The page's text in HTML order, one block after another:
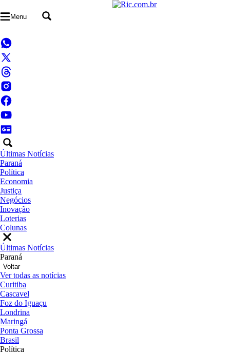
Menu
Últimas Notícias
Paraná
Política
Economia
Justiça
Negócios
Inovação
Loterias
Colunas
Últimas Notícias
Paraná
Voltar
Ver todas as notícias
Curitiba
Cascavel
Foz do Iguaçu
Londrina
Maringá
Ponta Grossa
Brasil
Política